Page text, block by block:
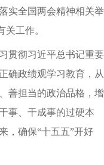
实全国两会精神相关举
关工作。
贯彻习近平总书记重要
确政绩观学习教育，从
善担当的政治品格，增
事、干成事的过硬本
，确保“十五五”开好